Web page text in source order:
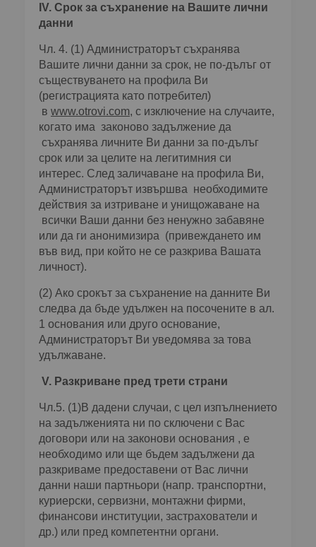
ІV. Срок за съхранение на Вашите лични
данни
Чл. 4. (1) Администраторът съхранява
Вашите лични данни за срок, не по-дълъг от
съществуването на профила Ви
(регистрацията като потребител)
в www.otrovi.com, с изключение на случаите,
когато има законово задължение да
съхранява личните Ви данни за по-дълъг
срок или за целите на легитимния си
интерес. След заличаване на профила Ви,
Администраторът извършва необходимите
действия за изтриване и унищожаване на
всички Ваши данни без ненужно забавяне
или да ги анонимизира (привеждането им
във вид, при който не се разкрива Вашата
личност).
(2) Ако срокът за съхранение на данните Ви
следва да бъде удължен на посочените в ал.
1 основания или друго основание,
Администраторът Ви уведомява за това
удължаване.
V. Разкриване пред трети страни
Чл.5. (1)В дадени случаи, с цел изпълнението
на задълженията ни по сключени с Вас
договори или на законови основания , е
необходимо или ще бъдем задължени да
разкриваме предоставени от Вас лични
данни наши партньори (напр. транспортни,
куриерски, сервизни, монтажни фирми,
финансови институции, застрахователи и
др.) или пред компетентни органи.